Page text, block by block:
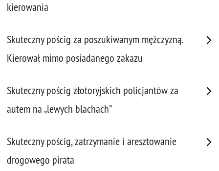
kierowania
Skuteczny pościg za poszukiwanym mężczyzną.
Kierował mimo posiadanego zakazu
Skuteczny pościg złotoryjskich policjantów za
autem na „lewych blachach”
Skuteczny pościg, zatrzymanie i aresztowanie
drogowego pirata